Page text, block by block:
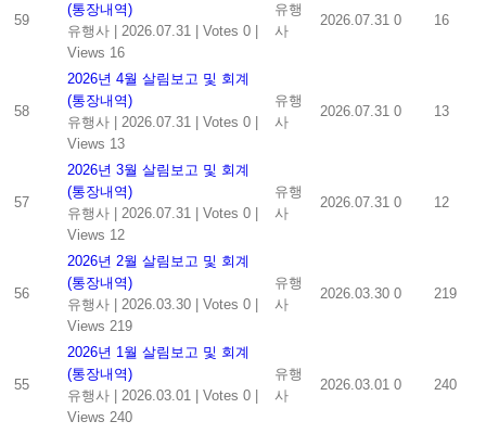
59
(통장내역)
유행사
2026.07.31 Votes 0
Views 16
유행
사
2026.07.31 0 16
58
2026년 4월 살림보고 및 회계
(통장내역)
유행사
2026.07.31 Votes 0
Views 13
유행
사
2026.07.31 0 13
57
2026년 3월 살림보고 및 회계
(통장내역)
유행사
2026.07.31 Votes 0
Views 12
유행
사
2026.07.31 0 12
56
2026년 2월 살림보고 및 회계
(통장내역)
유행사
2026.03.30 Votes 0
Views 219
유행
사
2026.03.30 0 219
55
2026년 1월 살림보고 및 회계
(통장내역)
유행사
2026.03.01 Votes 0
Views 240
유행
사
2026.03.01 0 240